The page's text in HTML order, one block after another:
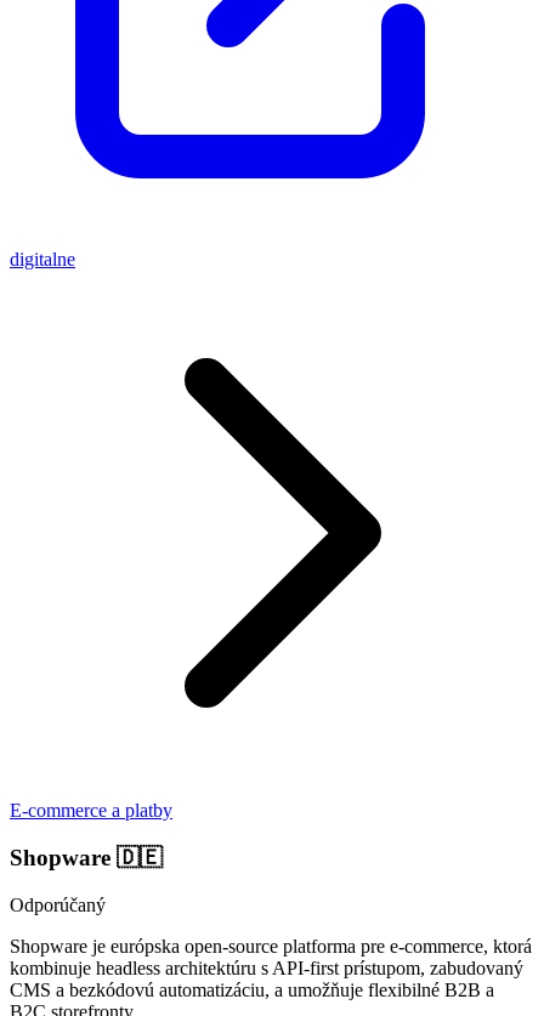
digitalne
E-commerce a platby
Shopware 🇩🇪
Odporúčaný
Shopware je európska open-source platforma pre e-commerce, ktorá
kombinuje headless architektúru s API-first prístupom, zabudovaný
CMS a bezkódovú automatizáciu, a umožňuje flexibilné B2B a
B2C storefronty.